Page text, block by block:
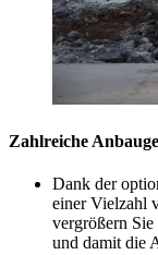
Zahlreiche
Dank der
einer Vielzahl
vergrößern
und damit die